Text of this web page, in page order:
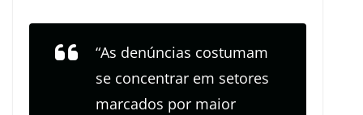
“As denúncias costumam
se concentrar em setores
marcados por maior